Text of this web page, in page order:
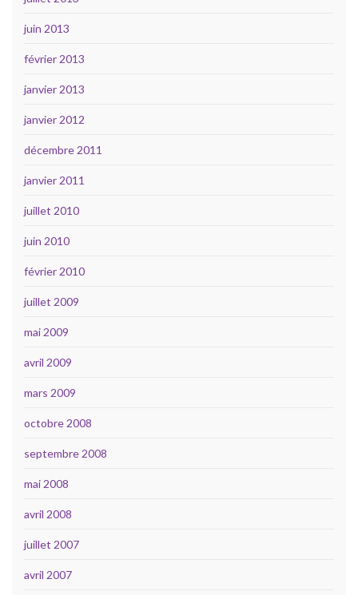
juin 2013
février 2013
janvier 2013
janvier 2012
décembre 2011
janvier 2011
juillet 2010
juin 2010
février 2010
juillet 2009
mai 2009
avril 2009
mars 2009
octobre 2008
septembre 2008
mai 2008
avril 2008
juillet 2007
avril 2007